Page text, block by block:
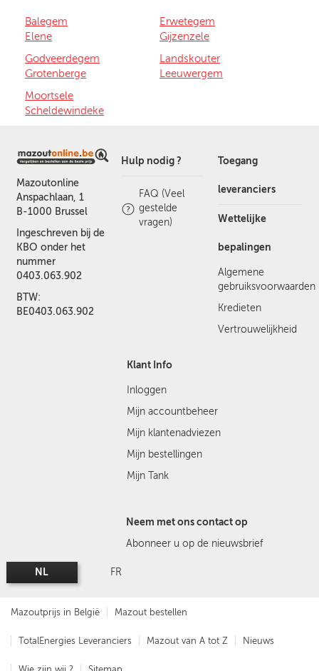
Balegem
Elene
Erwetegem
Gijzenzele
Godveerdegem
Grotenberge
Landskouter
Leeuwergem
Moortsele
Scheldewindeke
Mazoutonline
Anspachlaan, 1
B-1000 Brussel
Ingeschreven bij de
KBO onder het
nummer
0403.063.902
BTW:
BE0403.063.902
Hulp nodig ?
FAQ (Veel
gestelde
vragen)
Toegang
leveranciers
Wettelijke
bepalingen
Algemene
gebruiksvoorwaarden
Kredieten
Vertrouwelijkheid
Klant Info
Inloggen
Mijn accountbeheer
Mijn klantenadviezen
Mijn bestellingen
Mijn Tank
Neem met ons contact op
Abonneer u op de nieuwsbrief
NL FR
Mazoutprijs in België Mazout bestellen
TotalEnergies Leveranciers Mazout van A tot Z Nieuws